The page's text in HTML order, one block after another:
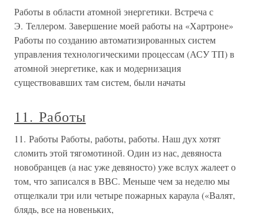
Работы в области атомной энергетики. Встреча с
Э. Теллером. Завершение моей работы на «Хартроне»
Работы по созданию автоматизированных систем
управления технологическими процессам (АСУ ТП) в
атомной энергетике, как и модернизация
существовавших там систем, были начаты
11. Работы
11. Работы Работы, работы, работы. Наш дух хотят
сломить этой тягомотиной. Один из нас, девяноста
новобранцев (а нас уже девяносто) уже вслух жалеет о
том, что записался в ВВС. Меньше чем за неделю мы
отщелкали три или четыре пожарных караула («Валят,
блядь, все на новеньких,